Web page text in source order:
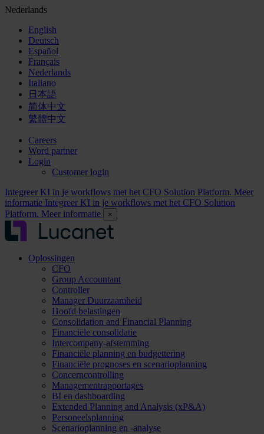
Nederlands
English
Deutsch
Español
Français
Nederlands
Italiano
日本語
简体中文
繁體中文
Careers
Word partner
Login
Customer login
Integreer KI in je workflows met het CFO Solution Platform. Meer
informatie Integreer KI in je workflows met het CFO Solution
Platform. Meer informatie
×
Oplossingen
CFO
Group Accountant
Controller
Manager Duurzaamheid
Hoofd belastingen
Consolidation and Financial Planning
Financiële consolidatie
Intercompany-afstemming
Financiële planning en budgettering
Financiële prognoses en scenarioplanning
Concerncontrolling
Managementrapportages
BI en dashboarding
Extended Planning and Analysis (xP&A)
Personeelsplanning
Scenarioplanning en -analyse